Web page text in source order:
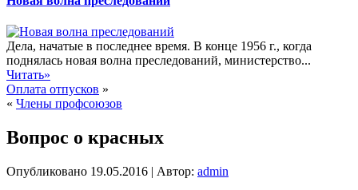
Дела, начатые в последнее время. В конце 1956 г., когда
поднялась новая волна преследований, министерство...
Читать»
Оплата отпусков »
« Члены профсоюзов
Вопрос о красных
Опубликовано 19.05.2016 | Автор: admin